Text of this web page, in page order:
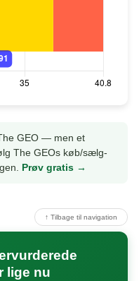
GEO — men et
The GEOs køb/sælg-
Prøv gratis →
↑ Tilbage til navigation
lige nu